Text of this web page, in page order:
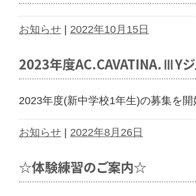
お知らせ | 2022年10月15日
2023年度AC.CAVATINA.ⅢY
2023年度(新中学校1年生)の募集を
お知らせ 2022年8月26日
☆体験練習のご案内☆